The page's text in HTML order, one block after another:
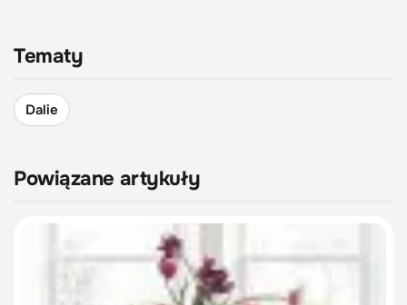
Tematy
Dalie
Powiązane artykuły